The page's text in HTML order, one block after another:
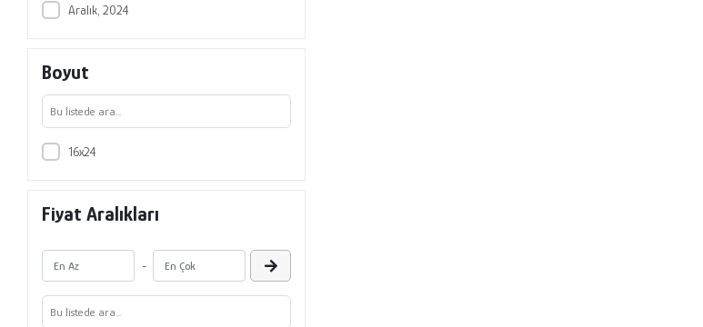
Aralık, 2024
Boyut
16x24
Fiyat Aralıkları
-